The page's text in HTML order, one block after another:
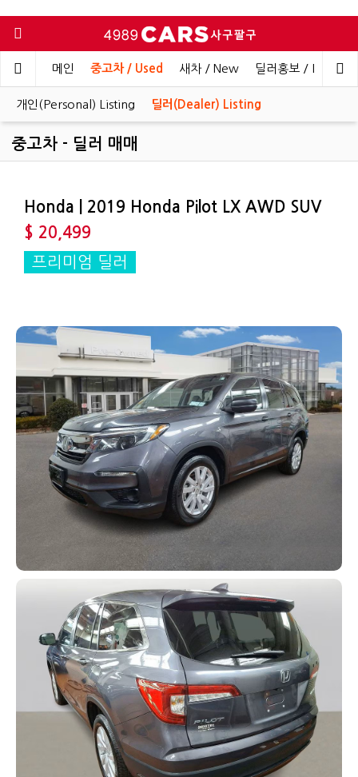
메인 중고차 / Used 새차 / New 딜러홍보 / Dealer
개인(Personal) Listing 딜러(Dealer) Listing
중고차 - 딜러 매매
Honda | 2019 Honda Pilot LX AWD SUV
$ 20,499
프리미엄 딜러